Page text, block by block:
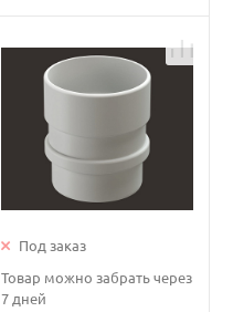
Под заказ
Товар можно забрать через
7 дней